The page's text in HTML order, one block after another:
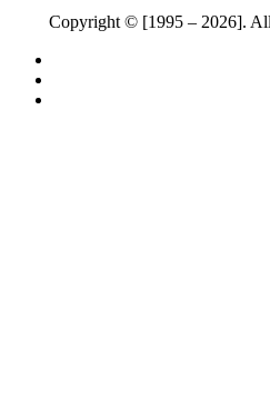
Copyright © [1995 – 2026].